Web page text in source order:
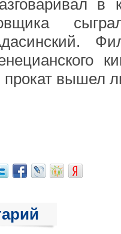
в
прокат вышел